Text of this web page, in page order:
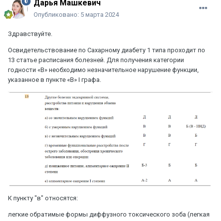
Дарья Машкевич
Опубликовано: 5 марта 2024
Здравствуйте.
Освидетельствование по Сахарному диабету 1 типа проходит по
13 статье расписания болезней. Для получения категории
годности «В» необходимо незначительное нарушение функции,
указанное в пункте «В» I графа.
К пункту "в" относятся:
легкие обратимые формы диффузного токсического зоба (легкая